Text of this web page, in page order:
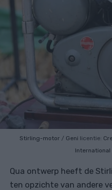
Stirling-motor / Geni licentie:
International
Qua ontwerp heeft de
ten opzichte van andere